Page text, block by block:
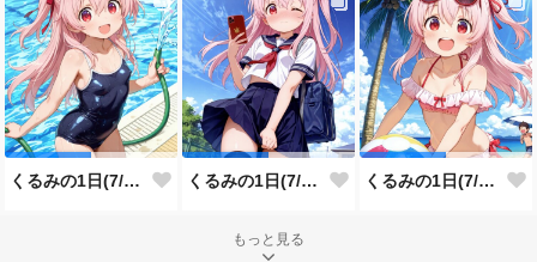
くるみの1日(7/22投稿分) くるみの1日(7/21投稿分) くるみの1日(7/20投稿分)
もっと見る